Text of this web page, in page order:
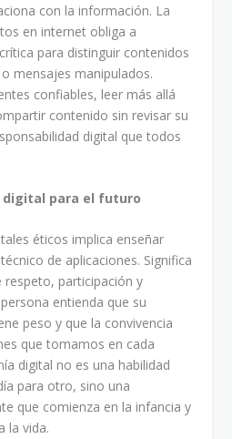
con la información. La
en internet obliga a
para distinguir contenidos
mensajes manipulados.
confiables, leer más allá
contenido sin revisar su
digital que todos
digital para el futuro
éticos implica enseñar
de aplicaciones. Significa
respeto, participación y
entienda que su
peso y que la convivencia
que tomamos en cada
digital no es una habilidad
para otro, sino una
que comienza en la infancia y
la vida.